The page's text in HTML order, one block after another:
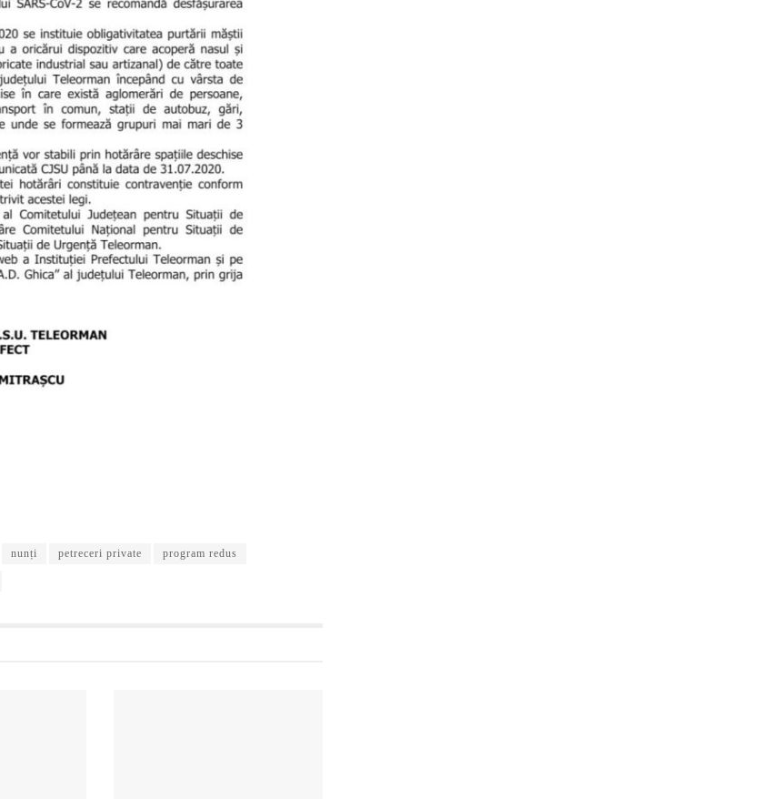
nunți petreceri private program redus